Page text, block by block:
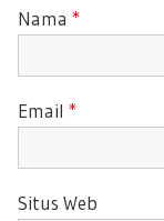
Nama *
Email *
Situs Web